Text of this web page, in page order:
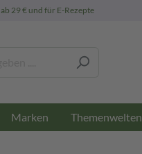
ab 29 € und für E-Rezepte
Marken Themenwelten